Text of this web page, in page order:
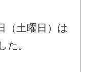
（土曜日）は
た。